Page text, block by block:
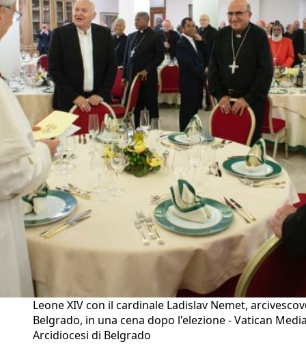
Leone XIV con il cardinale Ladislav Nemet,
Belgrado, in una cena dopo l'elezione - Vatican
Arcidiocesi di Belgrado